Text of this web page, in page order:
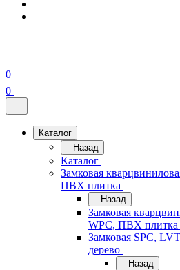
0
0
Каталог
Назад
Каталог
Замковая
ПВХ плитка
Назад
Замковая
WPC, ПВХ плитка
Замковая SPC,
дерево
Назад